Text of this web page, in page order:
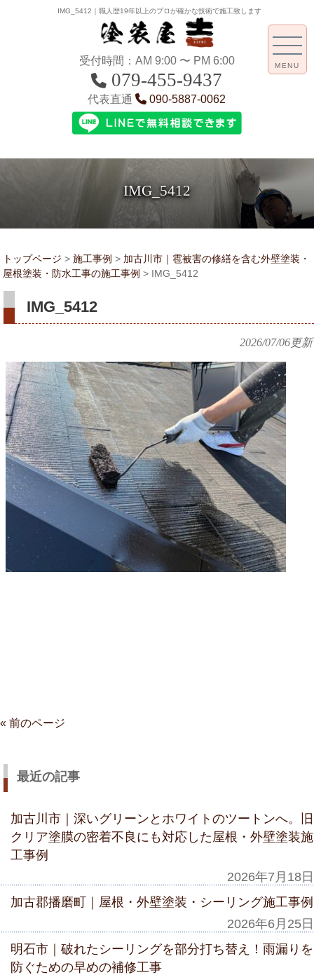
IMG_5412｜職人歴19年以上のプロが確かな技術で施工致します
受付時間：AM 9:00 〜 PM 6:00
079-455-9437
代表直通 090-5887-0062
IMG_5412
MENU
トップページ > 施工事例 > 加古川市｜雹被害の修繕を含む外壁塗装・
屋根塗装・防水工事の施工事例 > IMG_5412
IMG_5412
2026/07/06更新
« 前のページ
最近の記事
加古川市｜深いグリーンとホワイトのツートンへ。旧
クリア塗膜の密着不良にも対応した屋根・外壁塗装施
工事例
2026年7月18日
加古郡播磨町｜屋根・外壁塗装・シーリング施工事例
2026年6月25日
明石市｜破れたシーリングを部分打ち替え！雨漏りを
防ぐための早めの補修工事